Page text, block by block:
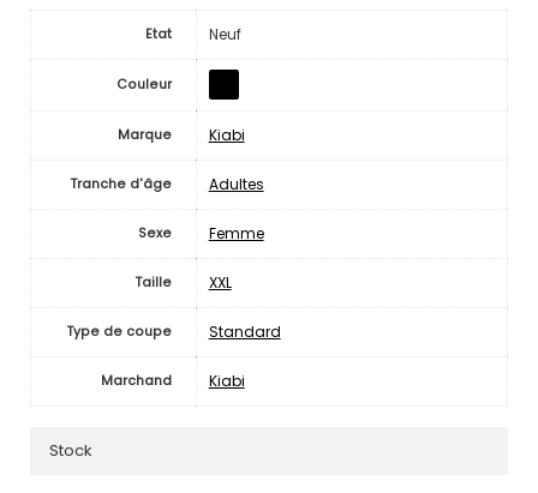
Etat Neuf
Couleur
Marque Kiabi
Tranche d'âge Adultes
Sexe Femme
Taille XXL
Type de coupe Standard
Marchand Kiabi
Stock